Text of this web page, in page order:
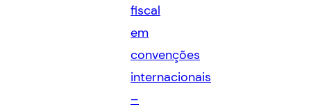
fiscal
em
convenções
internacionais
–